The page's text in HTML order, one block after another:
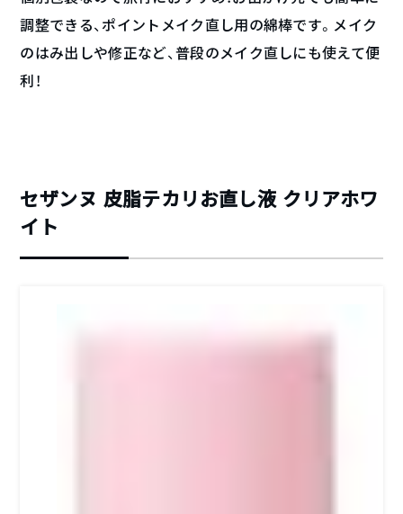
調整できる、ポイントメイク直し用の綿棒です。メイク
のはみ出しや修正など、普段のメイク直しにも使えて便
利！
セザンヌ 皮脂テカリお直し液 クリアホワ
イト